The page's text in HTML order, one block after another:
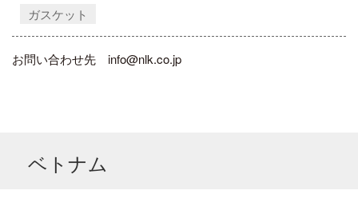
ガスケット
お問い合わせ先 info@nlk.co.jp
ベトナム